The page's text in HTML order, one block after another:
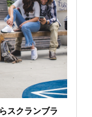
スクランブラ